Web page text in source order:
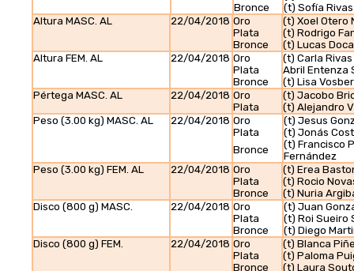
Bronce
(t) Sofía
Altura MASC. AL
22/04/2018 Oro
(t) Xoel Otero
Plata
(t) Rodrigo
Bronce
(t) Lucas
Altura FEM. AL
22/04/2018 Oro
(t) Carla
Plata
Abril Entenza
Bronce
(t) Lisa
Pértega MASC. AL
22/04/2018 Oro
(t) Jacobo
Plata
(t) Alejandro
Peso (3.00 kg) MASC. AL
22/04/2018 Oro
(t) Jesus
Plata
(t) Jonás
Bronce
(t) Francisco
Fernández
Peso (3.00 kg) FEM. AL
22/04/2018 Oro
(t) Erea
Plata
(t) Rocio
Bronce
(t) Nuria
Disco (800 g) MASC.
22/04/2018 Oro
(t) Juan
Plata
(t) Roi Sueiro
Bronce
(t) Diego
Disco (800 g) FEM.
22/04/2018 Oro
(t) Blanca
Plata
(t) Paloma
Bronce
(t) Laura